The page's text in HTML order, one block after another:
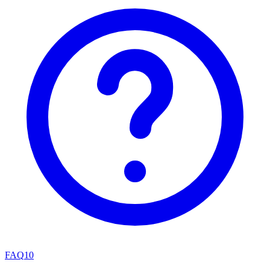
FAQ10